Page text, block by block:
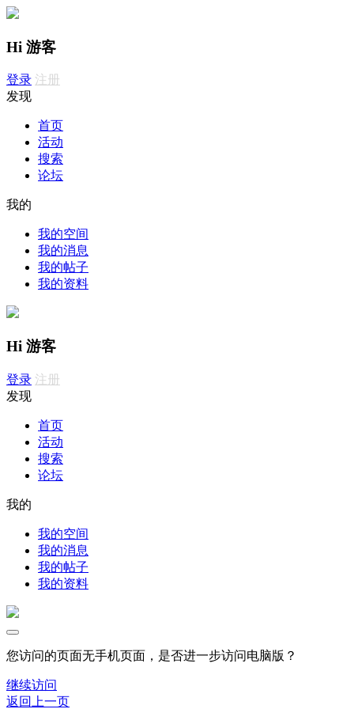
Hi 游客
登录 注册
发现
首页
活动
搜索
论坛
我的
我的空间
我的消息
我的帖子
我的资料
Hi 游客
登录 注册
发现
首页
活动
搜索
论坛
我的
我的空间
我的消息
我的帖子
我的资料
您访问的页面无手机页面，是否进一步访问电脑版？
继续访问
返回上一页